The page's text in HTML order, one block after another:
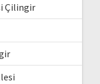
Çilingir